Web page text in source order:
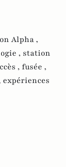
Alpha ,
, station
, fusée ,
expériences